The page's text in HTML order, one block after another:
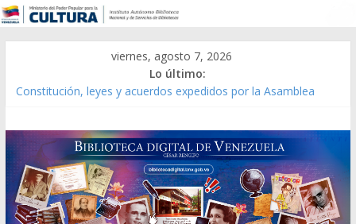
viernes, agosto 7, 2026
Lo último:
Constitución, leyes y acuerdos expedidos por la Asamblea
Modesta Bor Sánchez [material gráfico]
Gaceta Oficial de la República de Venezuela año CXXXIII Mes V,
Caracas 09 de marzo de 2006 N° 38.394
Catálogo temático de obras de Modesta Bor